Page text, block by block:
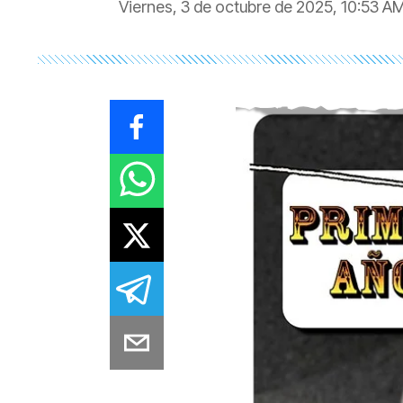
Viernes, 3 de octubre de 2025, 10:53